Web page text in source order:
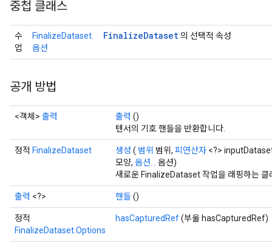
중첩 클래스
수
업
FinalizeDataset.
옵션
FinalizeDataset의 선택적 속성
공개 방법
<객체> 출력 출력 ()
텐서의 기호 핸들을 반환합니다.
정적 FinalizeDataset 생성 ( 범위 범위, 피연산자 <?>
모양, 옵션...
옵션)
새로운 FinalizeDataset 작업을 래핑하는 클
출력 <?> 핸들()
정적
FinalizeDataset.Options
hasCapturedRef(부울 hasCapturedRef)